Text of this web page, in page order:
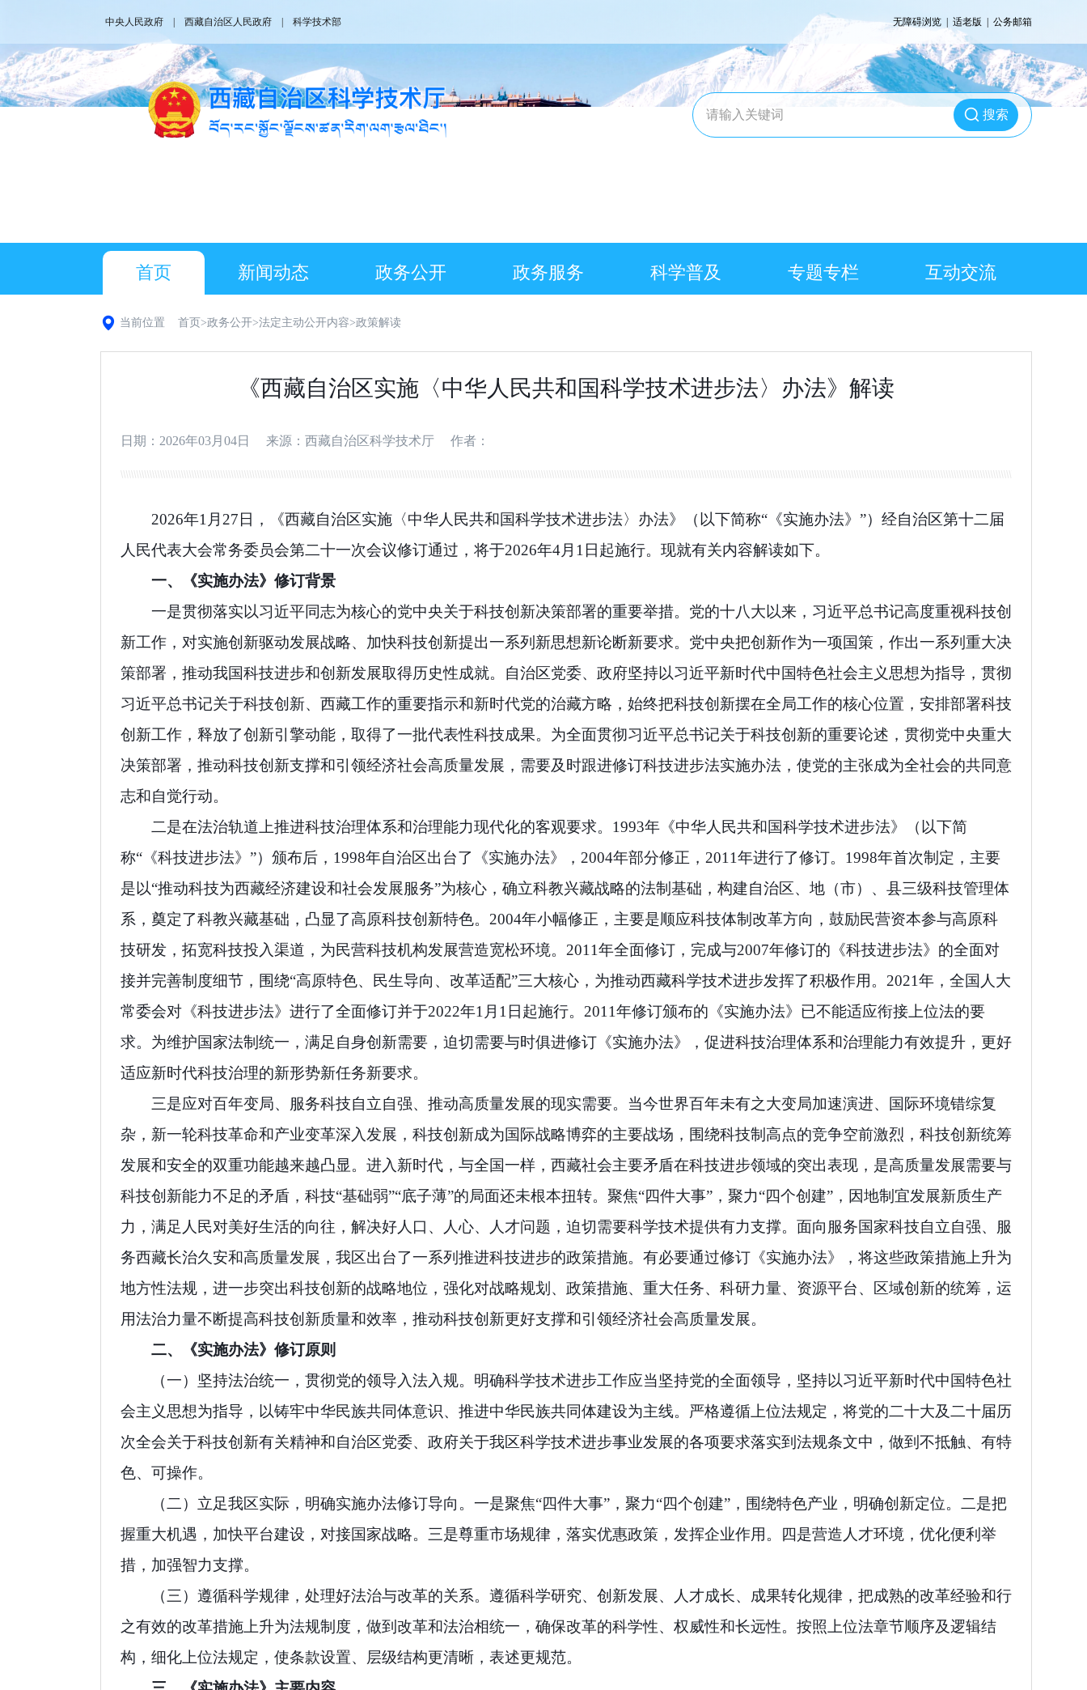
中央人民政府 西藏自治区人民政府 科学技术部 无障碍浏览 适老版 公务邮箱
搜索
首页 新闻动态 政务公开 政务服务 科学普及 专题专栏 互动交流
当前位置 首页 >政务公开>法定主动公开内容>政策解读
《西藏自治区实施〈中华人民共和国科学技术进步法〉办法》解读
日期：2026年03月04日 来源：西藏自治区科学技术厅 作者：
2026年1 月 27 日，《西藏自治区实施〈中华人民共和国科学技术进步法〉办法》（以下简称“《实施办法》”）经自治区第十二届
人民代表大会常务委员会第二十一次会议修订通过，将于2026年4月 1 日起施行。现就有关内容解读如下。
一、《实施办法》修订背景
一是贯彻落实以习近平同志为核心的党中央关于科技创新决策部署的重要举措。 党的十八大以来，习近平总书记高度重视科技创
新工作，对实施创新驱动发展战略、加快科技创新提出一系列新思想新论断新要求。党中央把创新作为一项国策，作出一系列重大决
策部署，推动我国科技进步和创新发展取得历史性成就。自治区党委、政府坚持以习近平新时代中国特色社会主义思想为指导，贯彻
习近平总书记关于科技创新、西藏工作的重要指示和新时代党的治藏方略，始终把科技创新摆在全局工作的核心位置，安排部署科技
创新工作，释放了创新引擎动能，取得了一批代表性科技成果。为全面贯彻习近平总书记关于科技创新的重要论述，贯彻党中央重大
决策部署，推动科技创新支撑和引领经济社会高质量发展，需要及时跟进修订科技进步法实施办法，使党的主张成为全社会的共同意
志和自觉行动。
二是在法治轨道上推进科技治理体系和治理能力现代化的客观要求。 1993年《中华人民共和国科学技术进步法》（以下简
称“《科技进步法》”）颁布后， 1998年自治区出台了《实施办法》， 2004年部分修正， 2011年进行了修订。 1998年首次制定，主要
是以“推动科技为西藏经济建设和社会发展服务”为核心，确立科教兴藏战略的法制基础，构建自治区、地（市）、县三级科技管理体
系，奠定了科教兴藏基础，凸显了高原科技创新特色。 2004年小幅修正，主要是顺应科技体制改革方向，鼓励民营资本参与高原科
技研发，拓宽科技投入渠道，为民营科技机构发展营造宽松环境。 2011年全面修订，完成与2007年修订的《科技进步法》的全面对
接并完善制度细节，围绕“高原特色、民生导向、改革适配”三大核心，为推动西藏科学技术进步发挥了积极作用。 2021年，全国人大
常委会对《科技进步法》进行了全面修订并于2022年1 月 1 日起施行。 2011年修订颁布的《实施办法》已不能适应衔接上位法的要
求。为维护国家法制统一，满足自身创新需要，迫切需要与时俱进修订《实施办法》，促进科技治理体系和治理能力有效提升，更好
适应新时代科技治理的新形势新任务新要求。
三是应对百年变局、服务科技自立自强、推动高质量发展的现实需要。 当今世界百年未有之大变局加速演进、国际环境错综复
杂，新一轮科技革命和产业变革深入发展，科技创新成为国际战略博弈的主要战场，围绕科技制高点的竞争空前激烈，科技创新统筹
发展和安全的双重功能越来越凸显。进入新时代，与全国一样，西藏社会主要矛盾在科技进步领域的突出表现，是高质量发展需要与
科技创新能力不足的矛盾，科技“基础弱”“底子薄”的局面还未根本扭转。聚焦“四件大事”，聚力“四个创建”，因地制宜发展新质生产
力，满足人民对美好生活的向往，解决好人口、人心、人才问题，迫切需要科学技术提供有力支撑。面向服务国家科技自立自强、服
务西藏长治久安和高质量发展，我区出台了一系列推进科技进步的政策措施。有必要通过修订《实施办法》，将这些政策措施上升为
地方性法规，进一步突出科技创新的战略地位，强化对战略规划、政策措施、重大任务、科研力量、资源平台、区域创新的统筹，运
用法治力量不断提高科技创新质量和效率，推动科技创新更好支撑和引领经济社会高质量发展。
二、《实施办法》修订原则
（一）坚持法治统一，贯彻党的领导入法入规。 明确科学技术进步工作应当坚持党的全面领导，坚持以习近平新时代中国特色社
会主义思想为指导，以铸牢中华民族共同体意识、推进中华民族共同体建设为主线。严格遵循上位法规定，将党的二十大及二十届历
次全会关于科技创新有关精神和自治区党委、政府关于我区科学技术进步事业发展的各项要求落实到法规条文中，做到不抵触、有特
色、可操作。
（二）立足我区实际，明确实施办法修订导向。 一是聚焦“四件大事”，聚力“四个创建”，围绕特色产业，明确创新定位。二是把
握重大机遇，加快平台建设，对接国家战略。三是尊重市场规律，落实优惠政策，发挥企业作用。四是营造人才环境，优化便利举
措，加强智力支撑。
（三）遵循科学规律，处理好法治与改革的关系。 遵循科学研究、创新发展、人才成长、成果转化规律， 把成熟的改革经验和行
之有效的改革措施上升为法规制度，做到改革和法治相统一，确保改革的科学性、权威性和长远性。按照 上位法章节顺序及逻辑结
构，细化上位法规定，使条款设置、层级结构更清晰，表述更规范。